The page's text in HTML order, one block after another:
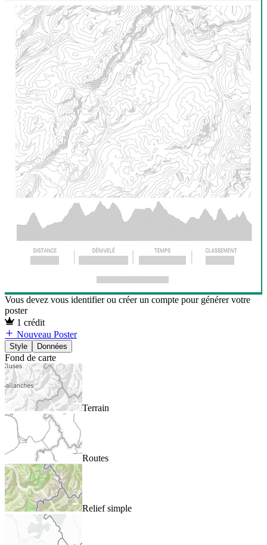
Vous devez vous identifier ou créer un compte pour générer votre
poster
1 crédit
Nouveau Poster
Style Données
Fond de carte
Terrain
Routes
Relief simple